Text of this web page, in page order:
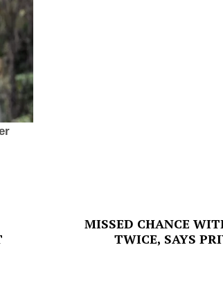
MISSED CHANCE
TWICE, SAYS